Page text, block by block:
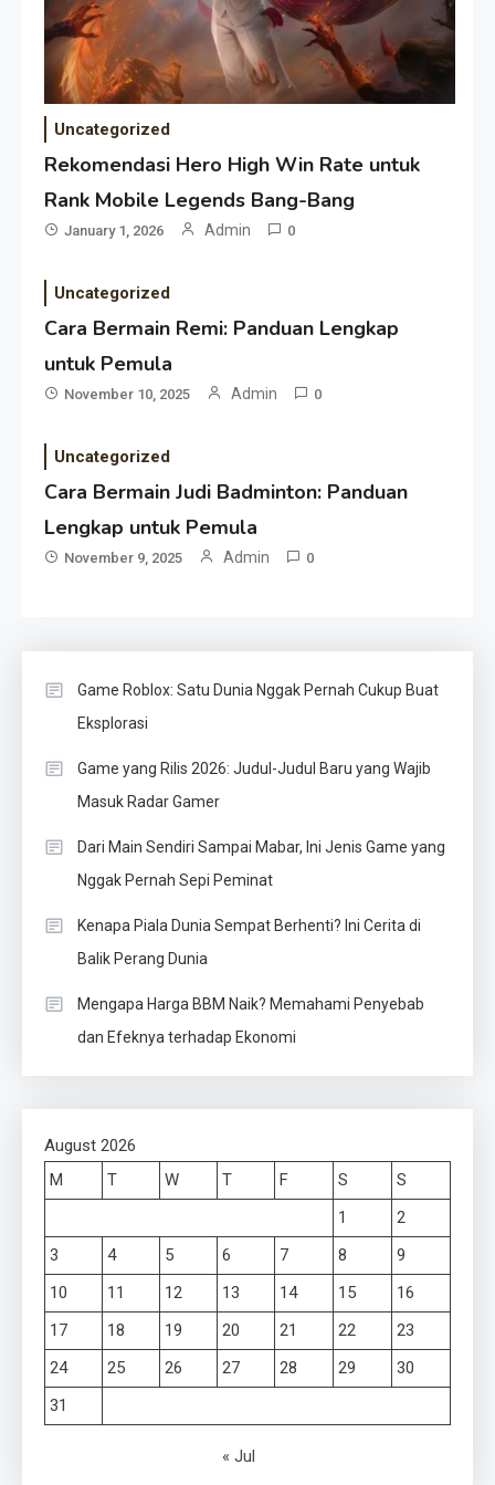
Uncategorized
Rekomendasi Hero High Win Rate untuk
Rank Mobile Legends Bang-Bang
January 1, 2026 Admin 0
Uncategorized
Cara Bermain Remi: Panduan Lengkap
untuk Pemula
November 10, 2025 Admin 0
Uncategorized
Cara Bermain Judi Badminton: Panduan
Lengkap untuk Pemula
November 9, 2025 Admin 0
Game Roblox: Satu Dunia Nggak Pernah Cukup Buat
Eksplorasi
Game yang Rilis 2026: Judul-Judul Baru yang Wajib
Masuk Radar Gamer
Dari Main Sendiri Sampai Mabar, Ini Jenis Game yang
Nggak Pernah Sepi Peminat
Kenapa Piala Dunia Sempat Berhenti? Ini Cerita di
Balik Perang Dunia
Mengapa Harga BBM Naik? Memahami Penyebab
dan Efeknya terhadap Ekonomi
August 2026
M
T W T F S
S
1
2
3
4 5 6 7 8
9
10
11 12 13 14 15
16
17
18 19 20 21 22
23
24
25 26 27 28 29
30
31
« Jul